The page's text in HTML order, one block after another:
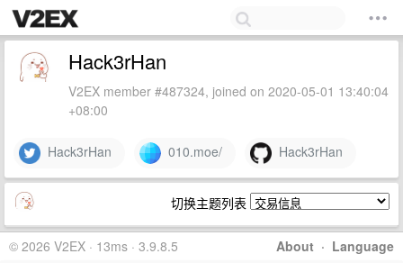
Hack3rHan
V2EX member #487324, joined on 2020-05-01 13:40:04
+08:00
Hack3rHan 010.moe/ Hack3rHan
切换主题列表
About · Language
© 2026 V2EX · 13ms · 3.9.8.5